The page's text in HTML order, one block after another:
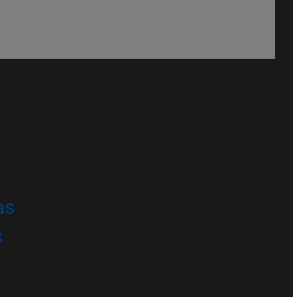
ventana)
(abre en nueva ventana)
(abre en nueva ventana)